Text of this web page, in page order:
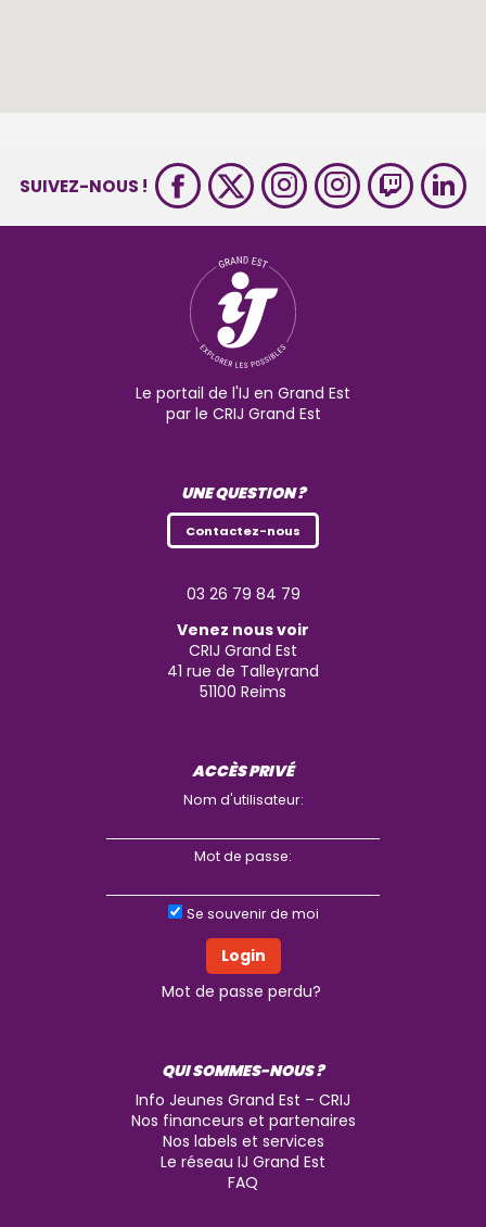
SUIVEZ-NOUS !
Le portail de l'IJ en Grand Est
par le CRIJ Grand Est
UNE QUESTION ?
Contactez-nous
03 26 79 84 79
Venez nous voir
CRIJ Grand Est
41 rue de Talleyrand
51100 Reims
ACCÈS PRIVÉ
Nom d'utilisateur:
Mot de passe:
Se souvenir de moi
Mot de passe perdu?
QUI SOMMES-NOUS ?
Info Jeunes Grand Est – CRIJ
Nos financeurs et partenaires
Nos labels et services
Le réseau IJ Grand Est
FAQ